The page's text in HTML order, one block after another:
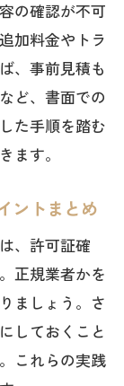
イント総
の確認が不可
加料金やトラ
、事前見積も
ど、書面での
た手順を踏む
ます。
ントまとめ
、許可証確
正規業者かを
ましょう。さ
しておくこと
これらの実践